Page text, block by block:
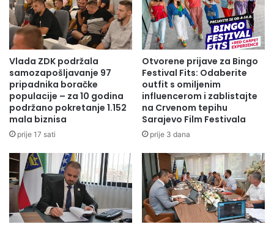
Vlada ZDK podržala
samozapošljavanje 97
pripadnika boračke
populacije – za 10 godina
podržano pokretanje 1.152
mala biznisa
prije 17 sati
Otvorene prijave za Bingo
Festival Fits: Odaberite
outfit s omiljenim
influencerom i zablistajte
na Crvenom tepihu
Sarajevo Film Festivala
prije 3 dana